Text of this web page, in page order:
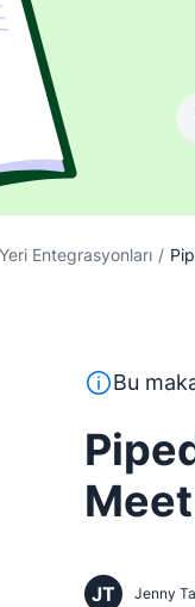
Entegrasyonları /
Bu metin,
Bu
Meet
JT Jenny